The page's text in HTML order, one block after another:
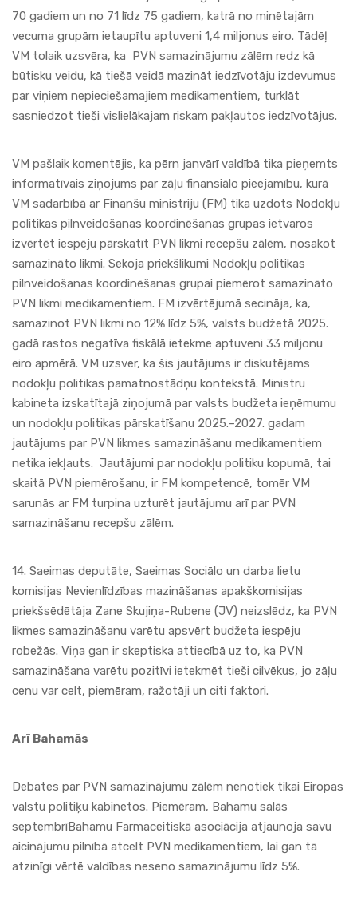
70 gadiem un no 71 līdz 75 gadiem, katrā no minētajām
vecuma grupām ietaupītu aptuveni 1,4 miljonus eiro. Tādēļ
VM tolaik uzsvēra, ka PVN samazinājumu zālēm redz kā
būtisku veidu, kā tiešā veidā mazināt iedzīvotāju izdevumus
par viņiem nepieciešamajiem medikamentiem, turklāt
sasniedzot tieši vislielākajam riskam pakļautos iedzīvotājus.
VM pašlaik komentējis, ka pērn janvārī valdībā tika pieņemts
informatīvais ziņojums par zāļu finansiālo pieejamību, kurā
VM sadarbībā ar Finanšu ministriju (FM) tika uzdots Nodokļu
politikas pilnveidošanas koordinēšanas grupas ietvaros
izvērtēt iespēju pārskatīt PVN likmi recepšu zālēm, nosakot
samazināto likmi. Sekoja priekšlikumi Nodokļu politikas
pilnveidošanas koordinēšanas grupai piemērot samazināto
PVN likmi medikamentiem. FM izvērtējumā secināja, ka,
samazinot PVN likmi no 12% līdz 5%, valsts budžetā 2025.
gadā rastos negatīva fiskālā ietekme aptuveni 33 miljonu
eiro apmērā. VM uzsver, ka šis jautājums ir diskutējams
nodokļu politikas pamatnostādņu kontekstā. Ministru
kabineta izskatītajā ziņojumā par valsts budžeta ieņēmumu
un nodokļu politikas pārskatīšanu 2025.–2027. gadam
jautājums par PVN likmes samazināšanu medikamentiem
netika iekļauts. Jautājumi par nodokļu politiku kopumā, tai
skaitā PVN piemērošanu, ir FM kompetencē, tomēr VM
sarunās ar FM turpina uzturēt jautājumu arī par PVN
samazināšanu recepšu zālēm.
14. Saeimas deputāte, Saeimas Sociālo un darba lietu
komisijas Nevienlīdzības mazināšanas apakškomisijas
priekšsēdētāja Zane Skujiņa-Rubene (JV) neizslēdz, ka PVN
likmes samazināšanu varētu apsvērt budžeta iespēju
robežās. Viņa gan ir skeptiska attiecībā uz to, ka PVN
samazināšana varētu pozitīvi ietekmēt tieši cilvēkus, jo zāļu
cenu var celt, piemēram, ražotāji un citi faktori.
Arī Bahamās
Debates par PVN samazinājumu zālēm nenotiek tikai Eiropas
valstu politiķu kabinetos. Piemēram, Bahamu salās
septembrīBahamu Farmaceitiskā asociācija atjaunoja savu
aicinājumu pilnībā atcelt PVN medikamentiem, lai gan tā
atzinīgi vērtē valdības neseno samazinājumu līdz 5%.